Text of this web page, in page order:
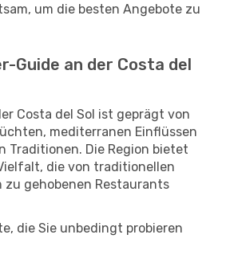
um die besten Angebote zu
Guide an der Costa del
Costa del Sol ist geprägt von
mediterranen Einflüssen
Traditionen. Die Region bietet
die von traditionellen
zu gehobenen Restaurants
die Sie unbedingt probieren